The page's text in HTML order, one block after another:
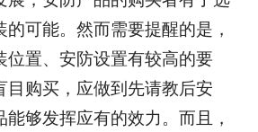
可能。然而需要提醒的是，
位置、安防设置有较高的要
目购买，应做到先请教后安
够发挥应有的效力。而且，